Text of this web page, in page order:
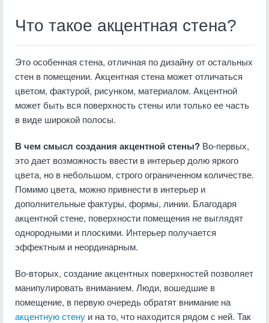
Что такое акцентная стена?
Это особенная стена, отличная по дизайну от остальных
стен в помещении. Акцентная стена может отличаться
цветом, фактурой, рисунком, материалом. Акцентной
может быть вся поверхность стены или только ее часть
в виде широкой полосы.
В чем смысл создания акцентной стены? Во-первых,
это дает возможность ввести в интерьер долю яркого
цвета, но в небольшом, строго ограниченном количестве.
Помимо цвета, можно привнести в интерьер и
дополнительные фактуры, формы, линии. Благодаря
акцентной стене, поверхности помещения не выглядят
однородными и плоскими. Интерьер получается
эффектным и неординарным.
Во-вторых, создание акцентных поверхностей позволяет
манипулировать вниманием. Люди, вошедшие в
помещение, в первую очередь обратят внимание на
акцентную стену и на то, что находится рядом с ней. Так